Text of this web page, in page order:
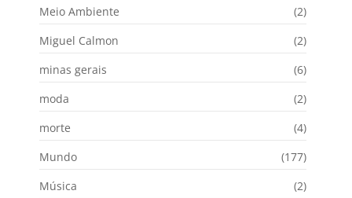
Meio Ambiente
(2)
Miguel Calmon
(2)
minas gerais
(6)
moda
(2)
morte
(4)
Mundo
(177)
Música
(2)